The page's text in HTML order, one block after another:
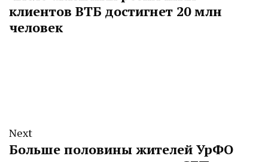
клиентов ВТБ достигнет 20 млн
человек
Next
Больше половины жителей УрФО